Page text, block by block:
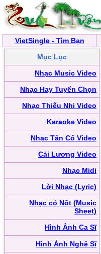
VietSingle - Tìm Bạn
Mục Lục
Nhạc Music Video
Nhạc Hay Tuyển Chọn
Nhạc Thiếu Nhi Video
Karaoke Video
Nhạc Tân Cổ Video
Cải Lương Video
Nhạc Midi
Lời Nhạc (Lyric)
Nhạc có Nốt (Music
Sheet)
Hình Ảnh Ca Sĩ
Hình Ảnh Nghệ Sĩ